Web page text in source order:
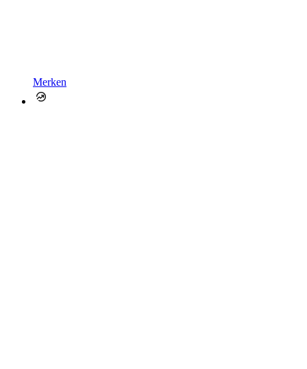
Merken